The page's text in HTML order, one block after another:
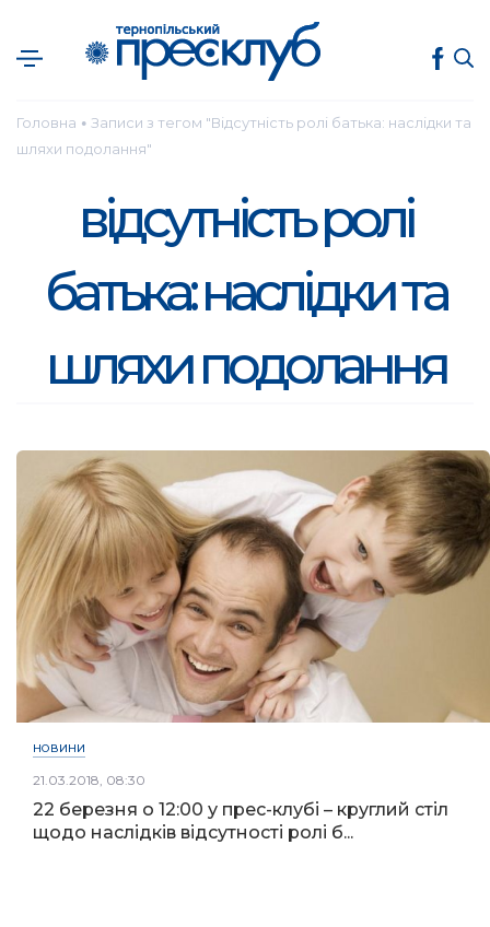
Головна ● Записи з тегом "Відсутність ролі батька: наслідки та
шляхи подолання"
відсутність ролі
батька: наслідки та
шляхи подолання
НОВИНИ
21.03.2018, 08:30
22 березня о 12:00 у прес-клубі – круглий стіл
щодо наслідків відсутності ролі б...